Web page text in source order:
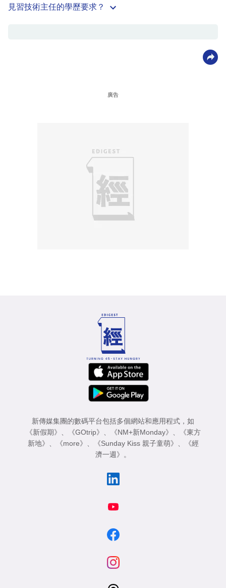
見習技術主任的學歷要求？
廣告
新傳媒集團的數碼平台包括多個網站和應用程式，如
《新假期》
《GOtrip》 《NM+新Monday》
《東方
新地》
《more》 《Sunday Kiss 親子童萌》
《經
濟一週》
。